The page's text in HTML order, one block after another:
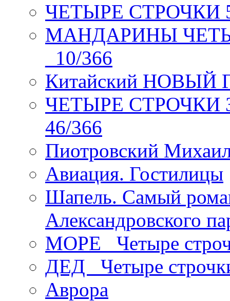
ЧЕТЫРЕ СТРОЧКИ 5
МАНДАРИНЫ
_10/366
Китайский НОВЫЙ
ЧЕТЫРЕ СТРОЧКИ
46/366
Пиотровский
Авиация. Гостилицы
Шапель. Самый
Александровского
МОРЕ _Четыре
ДЕД _Четыре
Аврора